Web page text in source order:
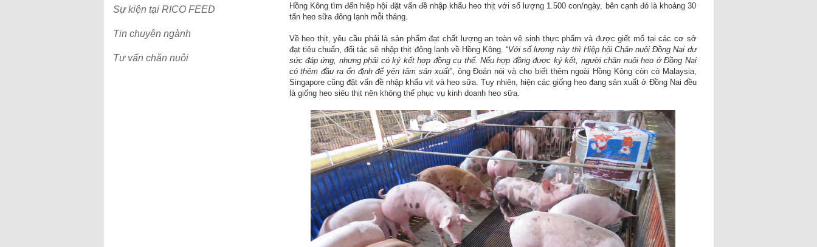
Sự kiện tại RICO FEED
Tin chuyên ngành
Tư vấn chăn nuôi
Hồng Kông tìm đến hiệp hội đặt vấn đề nhập khẩu heo thịt với số lượng 1.500 con/ngày, bên cạnh đó là khoảng 30
tấn heo sữa đông lạnh mỗi tháng.
Về heo thịt, yêu cầu phải là sản phẩm đạt chất lượng an toàn vệ sinh thực phẩm và được giết mổ tại các cơ sở
đạt tiêu chuẩn, đối tác sẽ nhập thịt đông lạnh về Hồng Kông. “Với số lượng này thì Hiệp hội Chăn nuôi Đồng Nai dư
sức đáp ứng, nhưng phải có ký kết hợp đồng cụ thể. Nếu hợp đồng được ký kết, người chăn nuôi heo ở Đồng Nai
có thêm đầu ra ổn định để yên tâm sản xuất”, ông Đoán nói và cho biết thêm ngoài Hồng Kông còn có Malaysia,
Singapore cũng đặt vấn đề nhập khẩu vịt và heo sữa. Tuy nhiên, hiện các giống heo đang sản xuất ở Đồng Nai đều
là giống heo siêu thịt nên không thể phục vụ kinh doanh heo sữa.